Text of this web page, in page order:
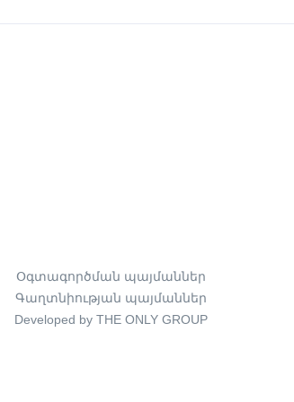
Օգտագործման պայմաններ
Գաղտնիության պայմաններ
Developed by THE ONLY GROUP